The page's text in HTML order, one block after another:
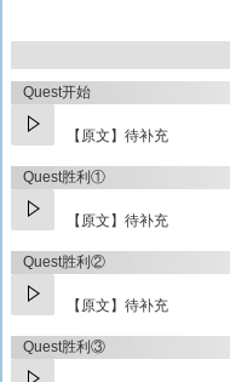
Quest开始
【原文】待补充
Quest胜利①
【原文】待补充
Quest胜利②
【原文】待补充
Quest胜利③